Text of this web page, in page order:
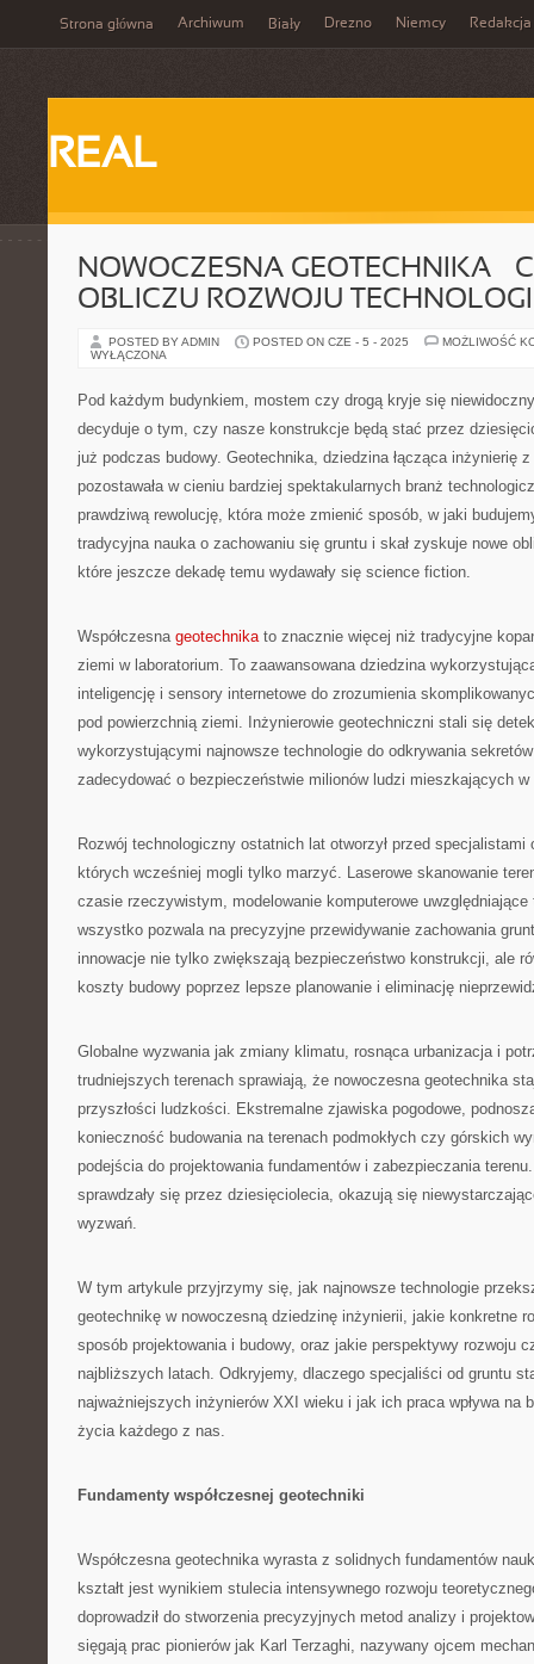
Strona główna Archiwum Biały Drezno Niemcy Redakcja
REAL
NOWOCZESNA GEOTECHNIKA –
OBLICZU ROZWOJU
POSTED BY ADMIN POSTED ON CZE - 5 - 2025
MOŻLIWOŚĆ
WYŁĄCZONA
Pod każdym budynkiem, mostem czy drogą kryje się
decyduje o tym, czy nasze konstrukcje będą stać przez
już podczas budowy. Geotechnika, dziedzina łącząca inżynierię
pozostawała w cieniu bardziej spektakularnych branż
prawdziwą rewolucję, która może zmienić sposób, w jaki
tradycyjna nauka o zachowaniu się gruntu i skał zyskuje nowe
które jeszcze dekadę temu wydawały się science fiction.
Współczesna geotechnikato znacznie więcej niż tradycyjne
ziemi w laboratorium. To zaawansowana dziedzina
inteligencję i sensory internetowe do zrozumienia
pod powierzchnią ziemi. Inżynierowie geotechniczni stali się
wykorzystującymi najnowsze technologie do odkrywania
zadecydować o bezpieczeństwie milionów ludzi mieszkających
Rozwój technologiczny ostatnich lat otworzył przed
których wcześniej mogli tylko marzyć. Laserowe skanowanie
czasie rzeczywistym, modelowanie komputerowe
wszystko pozwala na precyzyjne przewidywanie zachowania
innowacje nie tylko zwiększają bezpieczeństwo konstrukcji, ale
koszty budowy poprzez lepsze planowanie i eliminację
Globalne wyzwania jak zmiany klimatu, rosnąca urbanizacja i
trudniejszych terenach sprawiają, że nowoczesna geotechnika
przyszłości ludzkości. Ekstremalne zjawiska pogodowe,
konieczność budowania na terenach podmokłych czy górskich
podejścia do projektowania fundamentów i zabezpieczania
sprawdzały się przez dziesięciolecia, okazują się
wyzwań.
W tym artykule przyjrzymy się, jak najnowsze technologie
geotechnikę w nowoczesną dziedzinę inżynierii, jakie konkretne
sposób projektowania i budowy, oraz jakie perspektywy rozwoju
najbliższych latach. Odkryjemy, dlaczego specjaliści od gruntu
najważniejszych inżynierów XXI wieku i jak ich praca wpływa na
życia każdego z nas.
Fundamenty współczesnej geotechniki
Współczesna geotechnika wyrasta z solidnych fundamentów
kształt jest wynikiem stulecia intensywnego rozwoju
doprowadził do stworzenia precyzyjnych metod analizy i
sięgają prac pionierów jak Karl Terzaghi, nazywany ojcem